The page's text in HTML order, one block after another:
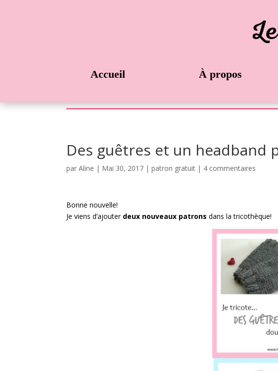
Accueil À propos
Des guêtres et un headband
parAline | Mai 30, 2017 |patron gratuit | 4 commentaires
Bonne nouvelle!
Je viens d’ajouter deux nouveaux patrons dans la tricothèque!